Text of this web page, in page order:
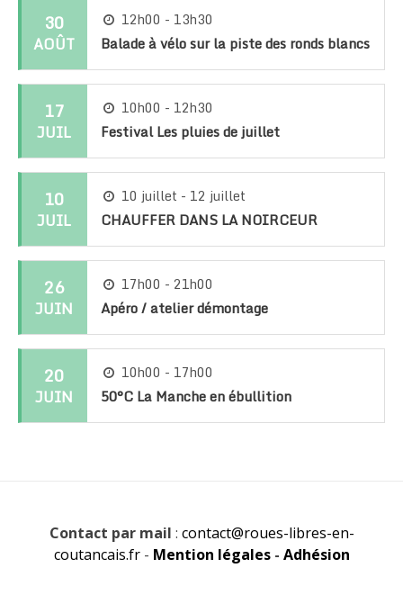
30
AOÛT
12h00 - 13h30
Balade à vélo sur la piste des ronds blancs
17
JUIL
10h00 - 12h30
Festival Les pluies de juillet
10
JUIL
10 juillet - 12 juillet
CHAUFFER DANS LA NOIRCEUR
26
JUIN
17h00 - 21h00
Apéro / atelier démontage
20
JUIN
10h00 - 17h00
50°C La Manche en ébullition
Contact par mail : contact@roues-libres-en-
coutancais.fr- Mention légales- Adhésion